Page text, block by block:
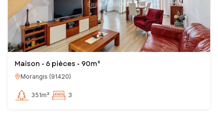
Maison - 6 pièces - 90m²
Morangis (91420)
351m² 3